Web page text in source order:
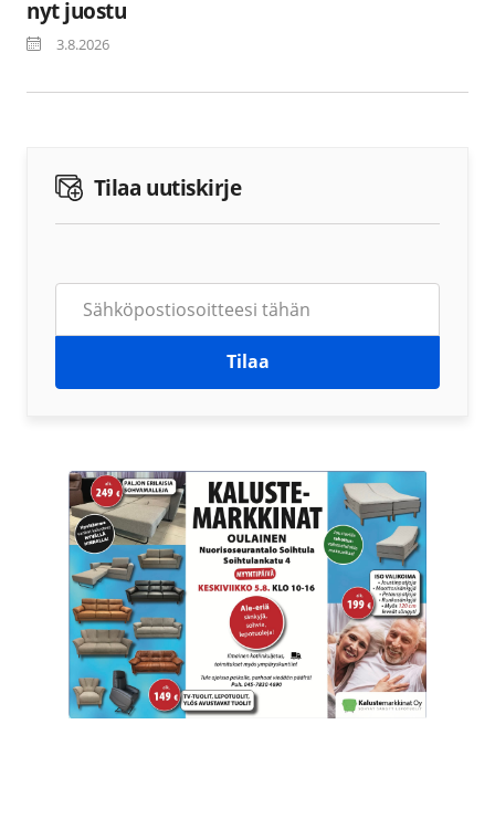
nyt juostu
3.8.2026
Tilaa uutiskirje
Tilaa